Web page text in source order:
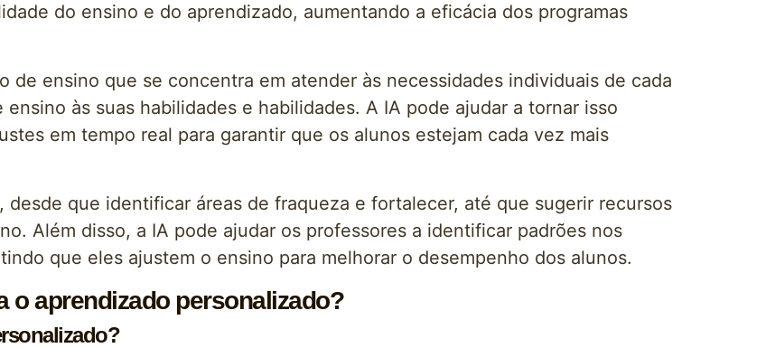
do ensino e do aprendizado, aumentando a eficácia dos programas
de ensino que se concentra em atender às necessidades individuais de cada
às suas habilidades e habilidades. A IA pode ajudar a tornar isso
em tempo real para garantir que os alunos estejam cada vez mais
desde que identificar áreas de fraqueza e fortalecer, até que sugerir recursos
Além disso, a IA pode ajudar os professores a identificar padrões nos
que eles ajustem o ensino para melhorar o desempenho dos alunos.
o aprendizado personalizado?